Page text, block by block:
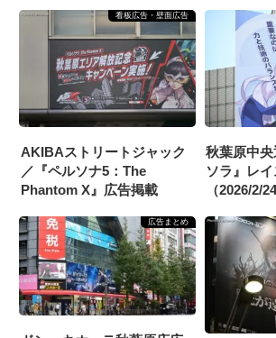
看板広告・壁面広告
AKIBAストリートジャック
／『ペルソナ5：The
Phantom X』広告掲載
秋葉原中
ソラ』レ
（2026/2/
広告まとめ